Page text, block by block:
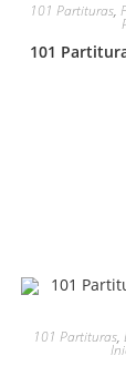
101 Partituras,
101
101 Partituras,